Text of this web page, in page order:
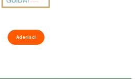
Aderisci